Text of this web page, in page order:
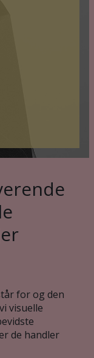
for og den
visuelle
de handler